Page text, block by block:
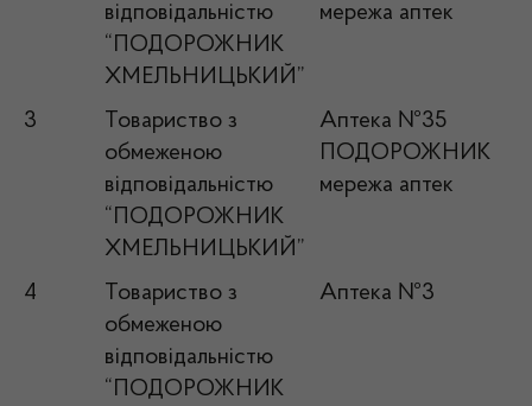
відповідальністю
“ПОДОРОЖНИК
ХМЕЛЬНИЦЬКИЙ”
мережа аптек
3
Товариство з
обмеженою
відповідальністю
“ПОДОРОЖНИК
ХМЕЛЬНИЦЬКИЙ”
Аптека №35
ПОДОРОЖНИК
мережа аптек
4
Товариство з
обмеженою
відповідальністю
“ПОДОРОЖНИК
Аптека №3